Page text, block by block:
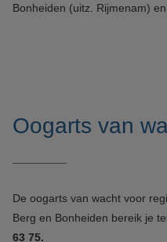
Bonheiden (uitz. Rijmenam) en
Oogarts van
De oogarts van wacht voor
Berg en Bonheiden bereik je
63 75.